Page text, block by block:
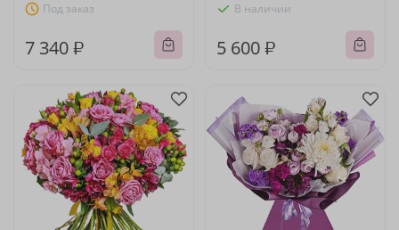
Под заказ
7 340 ₽
В наличии
5 600 ₽